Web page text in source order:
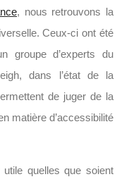
, nous retrouvons la
Ceux-ci ont été
groupe d’experts du
dans l’état de la
de juger de la
matière d’accessibilité
utile quelles que soient